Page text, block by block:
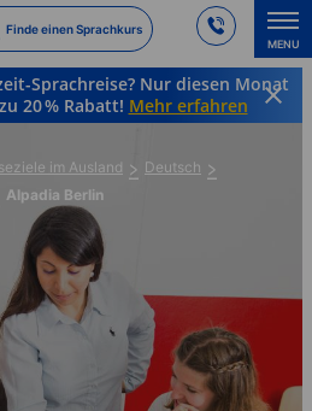
Finde einen Sprachkurs
MENU
Sprachreise? Nur diesen Monat
20 % Rabatt! Mehr erfahren
im Ausland
Deutsch
Alpadia Berlin